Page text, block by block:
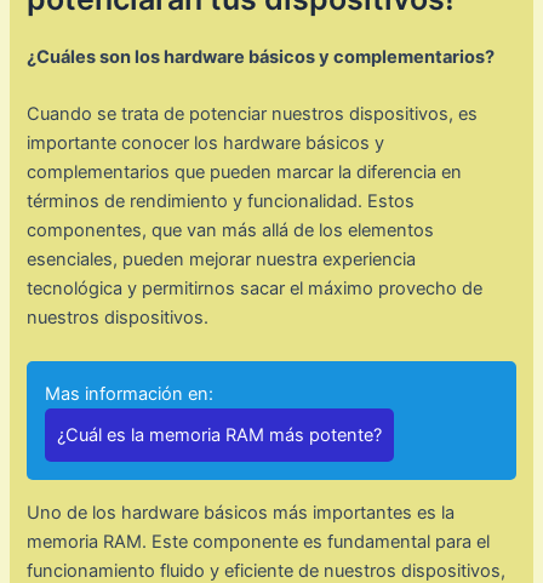
¿Cuáles son los hardware básicos y complementarios?
Cuando se trata de potenciar nuestros dispositivos, es
importante conocer los hardware básicos y
complementarios que pueden marcar la diferencia en
términos de rendimiento y funcionalidad. Estos
componentes, que van más allá de los elementos
esenciales, pueden mejorar nuestra experiencia
tecnológica y permitirnos sacar el máximo provecho de
nuestros dispositivos.
Mas información en:
¿Cuál es la memoria RAM más potente?
Uno de los hardware básicos más importantes es la
memoria RAM. Este componente es fundamental para el
funcionamiento fluido y eficiente de nuestros dispositivos,